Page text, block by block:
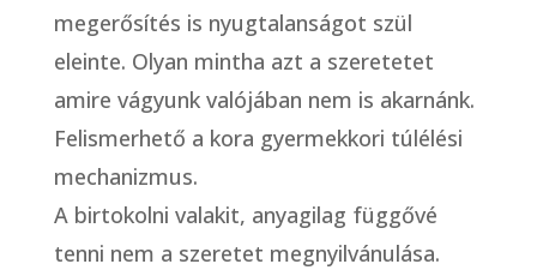
megerősítés is nyugtalanságot szül
eleinte. Olyan mintha azt a szeretetet
amire vágyunk valójában nem is akarnánk.
Felismerhető a kora gyermekkori túlélési
mechanizmus.
A birtokolni valakit, anyagilag függővé
tenni nem a szeretet megnyilvánulása.